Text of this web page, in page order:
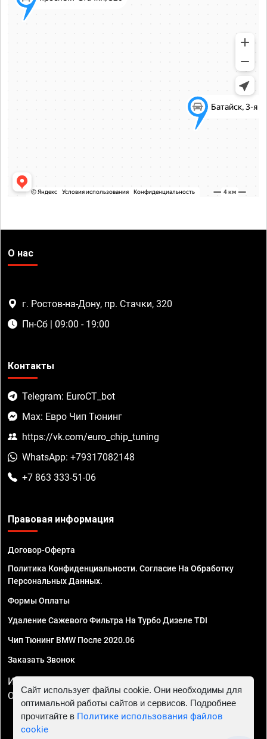
О нас
г. Ростов-на-Дону, пр. Стачки, 320
Пн-Сб | 09:00 - 19:00
Контакты
Telegram: EuroCT_bot
Max: Евро Чип Тюнинг
https://vk.com/euro_chip_tuning
WhatsApp: +79317082148
+7 863 333-51-06
Правовая информация
Договор-Оферта
Политика Конфиденциальности. Согласие На Обработку
Персональных Данных.
Формы Оплаты
Удаление Сажевого Фильтра На Турбо Дизеле TDI
Чип Тюнинг BMW После 2020.06
Заказать Звонок
ИП Смирнов Георгий Павлович. ИНН 781302555843,
ОГРНИП 324470400032610
Сайт использует файлы cookie. Они необходимы для
оптимальной работы сайтов и сервисов. Подробнее
прочитайте в Политике использования файлов
cookie